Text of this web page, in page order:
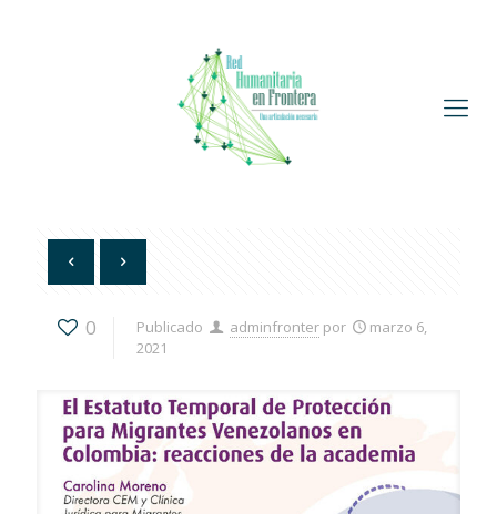
0 Publicado adminfronter por
marzo 6,
2021